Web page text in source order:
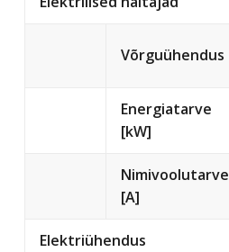
Võrguühendus
Energiatarve
[kW]
Nimivoolutarve
[A]
Elektriühendus